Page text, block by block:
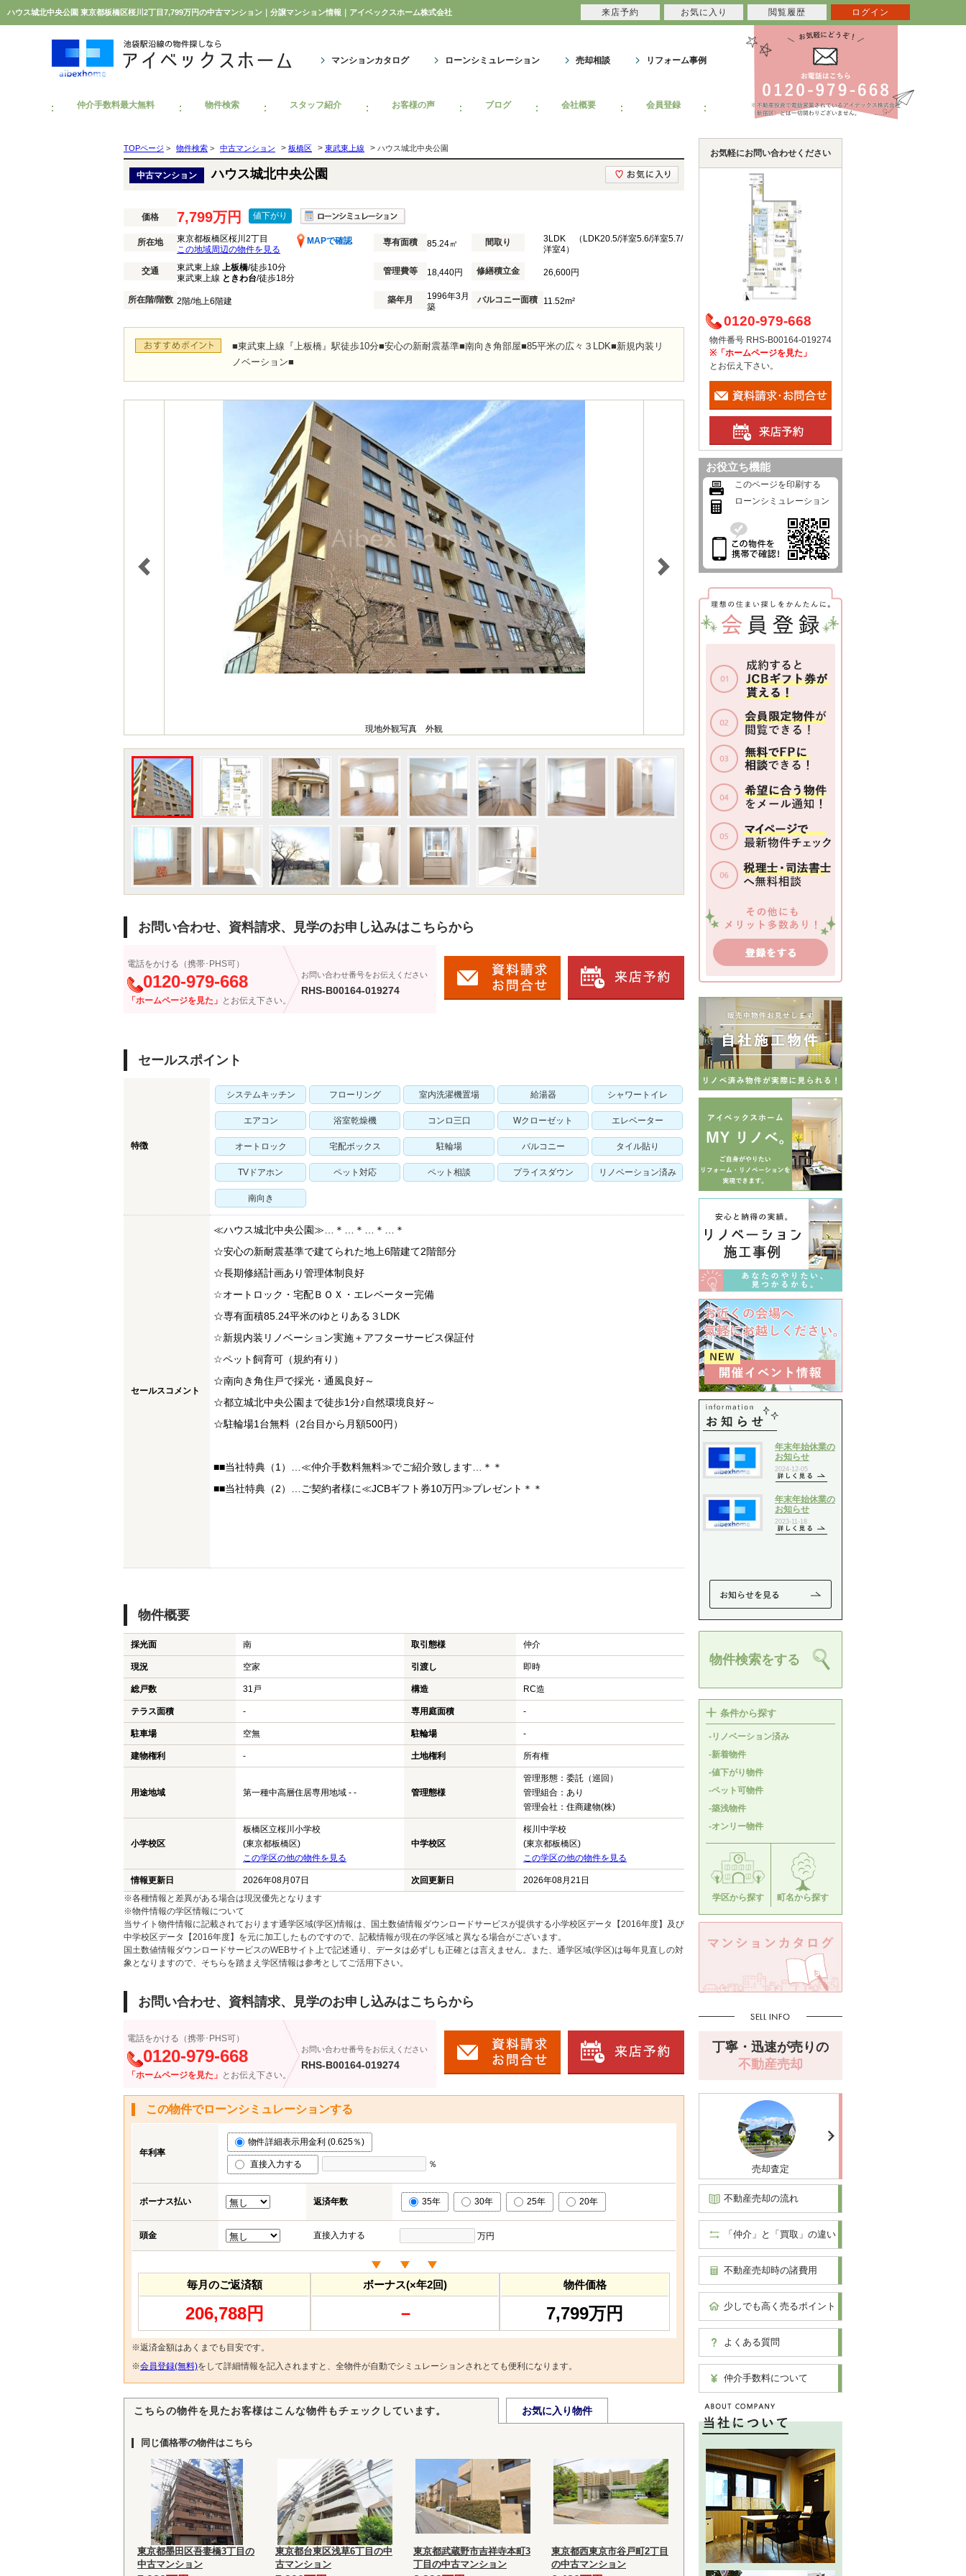
ハウス城北中央公園 東京都板橋区桜川2丁目7,799万円の中古マンション｜分譲マンション情報｜アイベックスホーム株式会社
マンションカタログ ローンシミュレーション 売却相談 リフォーム事例
仲介手数料最大無料 物件検索 スタッフ紹介 お客様の声 ブログ 会社概要 会員登録
TOPページ > 物件検索 > 中古マンション > 板橋区 > 東武東上線 > ハウス城北中央公園
中古マンション ハウス城北中央公園
価格 7,799万円 値下がり
所在地 東京都板橋区桜川2丁目
MAPで確認
この地域周辺の物件を見る
専有面積 85.24㎡ 間取り
3LDK （LDK20.5/洋室5.6/洋室5.7/
洋室4）
交通 東武東上線 上板橋/徒歩10分
東武東上線 ときわ台/徒歩18分
管理費等 18,440円 修繕積立金 26,600円
所在階/階数 2階/地上6階建 築年月
1996年3月
築
バルコニー面積 11.52m²
■東武東上線『上板橋』駅徒歩10分■安心の新耐震基準■南向き角部屋■85平米の広々３LDK■新規内装リ
ノベーション■
現地外観写真 外観
お問い合わせ、資料請求、見学のお申し込みはこちらから
電話をかける（携帯･PHS可）
0120-979-668
「ホームページを見た」 とお伝え下さい。
お問い合わせ番号をお伝えください
RHS-B00164-019274
セールスポイント
特徴
システムキッチン フローリング 室内洗濯機置場 給湯器 シャワートイレ
エアコン 浴室乾燥機 コンロ三口 Wクローゼット エレベーター
オートロック 宅配ボックス 駐輪場 バルコニー タイル貼り
TVドアホン ペット対応 ペット相談 プライスダウン リノベーション済み
南向き
セールスコメント
≪ハウス城北中央公園≫…＊…＊…＊…＊
☆安心の新耐震基準で建てられた地上6階建て2階部分
☆長期修繕計画あり管理体制良好
☆オートロック・宅配ＢＯＸ・エレベーター完備
☆専有面積85.24平米のゆとりある３LDK
☆新規内装リノベーション実施＋アフターサービス保証付
☆ペット飼育可（規約有り）
☆南向き角住戸で採光・通風良好～
☆都立城北中央公園まで徒歩1分♪自然環境良好～
☆駐輪場1台無料（2台目から月額500円）
■■当社特典（1）…≪仲介手数料無料≫でご紹介致します…＊＊
■■当社特典（2）…ご契約者様に≪JCBギフト券10万円≫プレゼント＊＊
物件概要
採光面 南 取引態様 仲介
現況 空家 引渡し 即時
総戸数 31戸 構造 RC造
テラス面積 - 専用庭面積 -
駐車場 空無 駐輪場 -
建物権利 - 土地権利 所有権
用途地域 第一種中高層住居専用地域 - - 管理態様
管理形態：委託（巡回）
管理組合：あり
管理会社：住商建物(株)
小学校区
板橋区立桜川小学校
(東京都板橋区)
この学区の他の物件を見る
中学校区
桜川中学校
(東京都板橋区)
この学区の他の物件を見る
情報更新日 2026年08月07日 次回更新日
2026年08月21日
※各種情報と差異がある場合は現況優先となります
※物件情報の学区情報について
当サイト物件情報に記載されております通学区域(学区)情報は、国土数値情報ダウンロードサービスが提供する小学校区データ【2016年度】及び
中学校区データ【2016年度】を元に加工したものですので、記載情報が現在の学区域と異なる場合がございます。
国土数値情報ダウンロードサービスのWEBサイト上で記述通り、データは必ずしも正確とは言えません。また、通学区域(学区)は毎年見直しの対
象となりますので、そちらを踏まえ学区情報は参考としてご活用下さい。
お問い合わせ、資料請求、見学のお申し込みはこちらから
電話をかける（携帯･PHS可）
0120-979-668
「ホームページを見た」 とお伝え下さい。
お問い合わせ番号をお伝えください
RHS-B00164-019274
この物件でローンシミュレーションする
年利率
物件詳細表示用金利 (0.625％)
直接入力する ％
ボーナス払い 返済年数 35年 30年 25年 20年
頭金 直接入力する 万円
毎月のご返済額
206,788円
ボーナス(×年2回)
－
物件価格
7,799万円
※返済金額はあくまでも目安です。
※会員登録(無料)をして詳細情報を記入されますと、全物件が自動でシミュレーションされとても便利になります。
こちらの物件を見たお客様はこんな物件もチェックしています。 お気に入り物件
同じ価格帯の物件はこちら
東京都墨田区吾妻橋3丁目の
中古マンション
東京都台東区浅草6丁目の中
古マンション
東京都武蔵野市吉祥寺本町3
丁目の中古マンション
東京都西東京市谷戸町2丁目
の中古マンション
お気軽にお問い合わせください
0120-979-668
物件番号 RHS-B00164-019274
※「ホームページを見た」
とお伝え下さい。
お役立ち機能
このページを印刷する
ローンシミュレーション
物件検索をする
条件から探す
-リノベーション済み
-新着物件
-値下がり物件
-ペット可物件
-築浅物件
-オンリー物件
学区から探す 町名から探す
丁寧・迅速が売りの
不動産売却
売却査定
不動産売却の流れ
「仲介」と「買取」の違い
不動産売却時の諸費用
少しでも高く売るポイント
よくある質問
仲介手数料について
来店予約 お気に入り 閲覧履歴 ログイン